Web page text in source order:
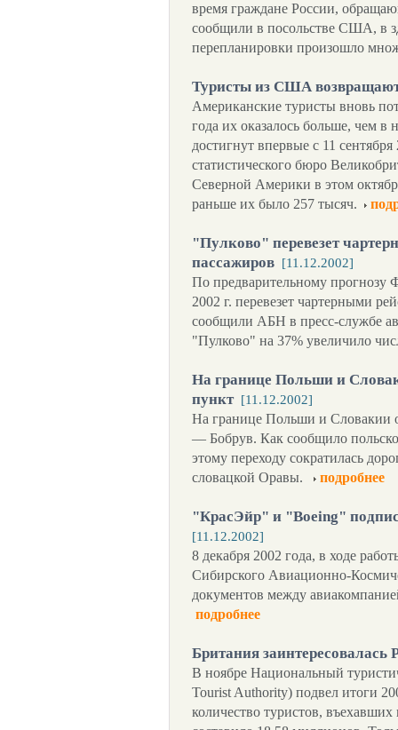
время граждане России,
сообщили в посольстве США, в
перепланировки произошло
Туристы из США
Американские туристы вновь
года их оказалось больше, чем в
достигнут впервые с 11
статистического бюро
Северной Америки в этом
раньше их было 257 тысяч.
"Пулково" перевезет
пассажиров [11.12.2002]
По предварительному
2002 г. перевезет чартерными
сообщили АБН в пресс-службе
"Пулково" на 37% увеличило
На границе Польши и
пункт [11.12.2002]
На границе Польши и Словакии
— Бобрув. Как сообщило
этому переходу сократилась
словацкой Оравы.
подробнее
"КрасЭйр" и "Boeing"
[11.12.2002]
8 декабря 2002 года, в ходе
Сибирского Авиационно-
документов между
подробнее
Британия заинтересовалась
В ноябре Национальный
Tourist Authority) подвел итоги
количество туристов,